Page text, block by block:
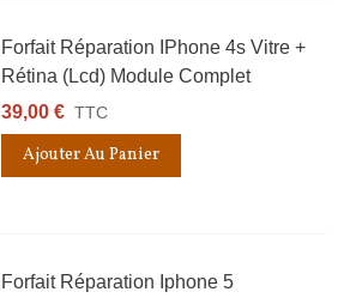
Forfait Réparation IPhone 4s Vitre +
Rétina (lcd) Module Complet
39,00 € TTC
Ajouter Au Panier
Forfait Réparation Iphone 5